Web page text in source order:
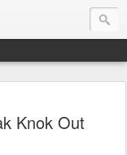
Knok Out